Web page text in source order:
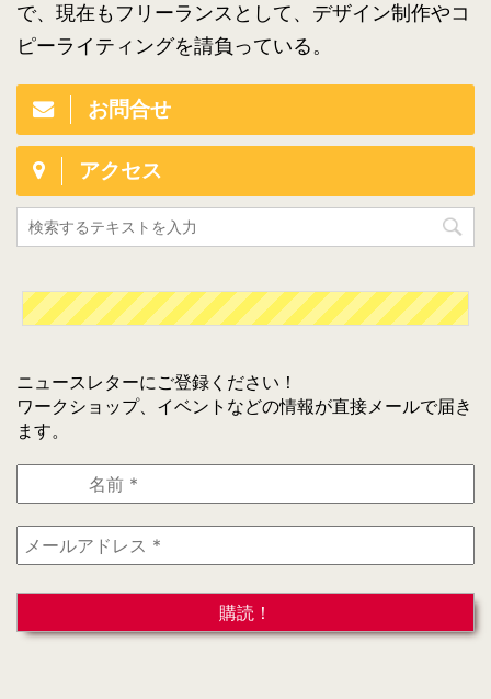
で、現在もフリーランスとして、デザイン制作やコ
ピーライティングを請負っている。
お問合せ
アクセス
ニュースレターにご登録ください！
ワークショップ、イベントなどの情報が直接メールで届き
ます。
前
*
ー
ド